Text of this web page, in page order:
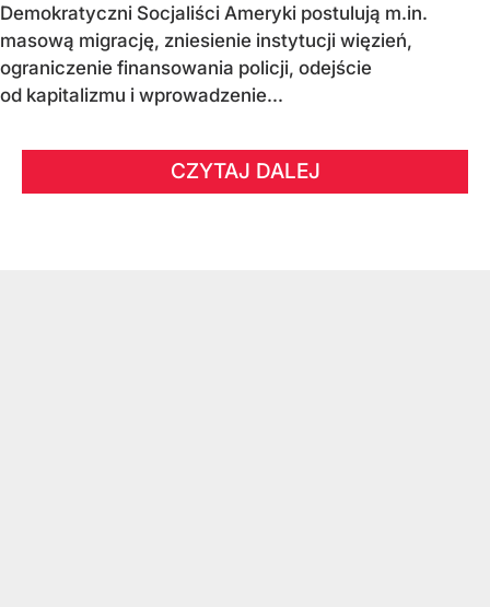
Demokratyczni Socjaliści Ameryki postulują m.in.
masową migrację, zniesienie instytucji więzień,
ograniczenie finansowania policji, odejście
od kapitalizmu i wprowadzenie...
CZYTAJ DALEJ